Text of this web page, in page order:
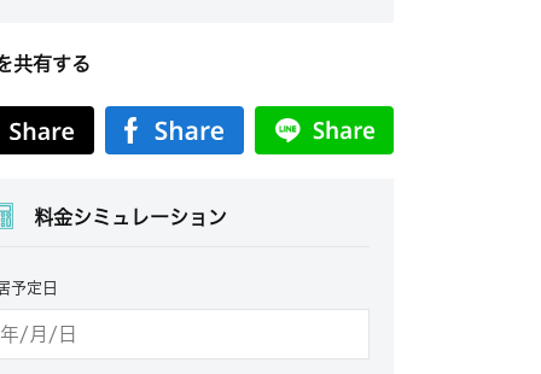
共有する
料金シミュレーション
予定日